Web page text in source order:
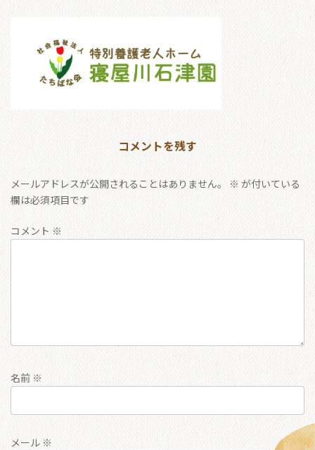
時
:
コメントを残す
メールアドレスが公開されることはありません。 ※ が付いている
欄は必須項目です
コメント ※
名前 ※
メール ※